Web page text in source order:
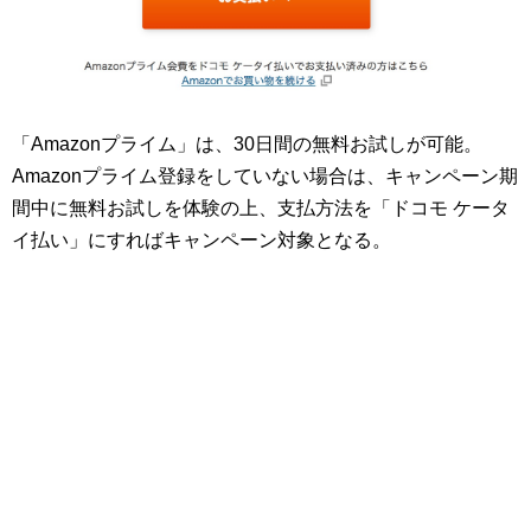
「Amazonプライム」は、30日間の無料お試しが可能。
Amazonプライム登録をしていない場合は、キャンペーン期
間中に無料お試しを体験の上、支払方法を「ドコモ ケータ
イ払い」にすればキャンペーン対象となる。